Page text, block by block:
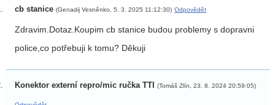
cb stanice (Genadij Vesněnko, 5. 3. 2025 11:12:30) Odpovědět
Zdravim.Dotaz.Koupim cb stanice budou problemy s dopravni
police,co potřebuji k tomu? Děkuji
Konektor externí repro/mic ručka TTI (Tomáš Zlín, 23. 8. 2024 20:59:05)